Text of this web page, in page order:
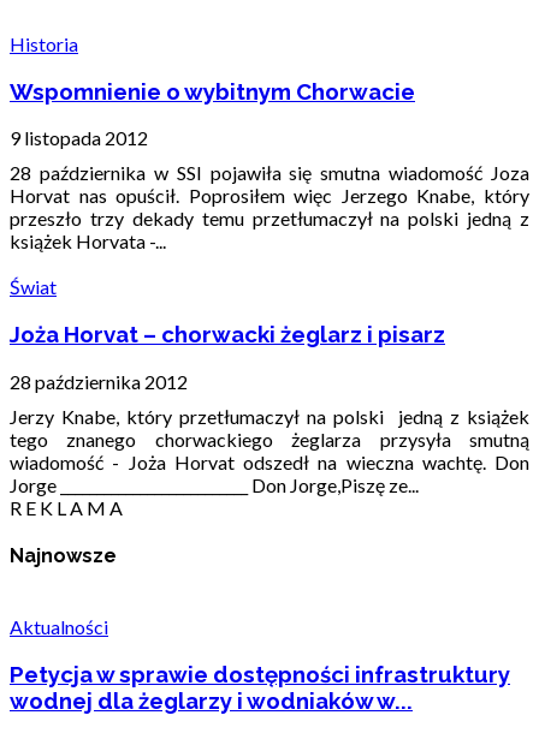
Historia
Wspomnienie o wybitnym Chorwacie
9 listopada 2012
28 października w SSI pojawiła się smutna wiadomość Joza
Horvat nas opuścił. Poprosiłem więc Jerzego Knabe, który
przeszło trzy dekady temu przetłumaczył na polski jedną z
książek Horvata -...
Świat
Joża Horvat – chorwacki żeglarz i pisarz
28 października 2012
Jerzy Knabe, który przetłumaczył na polski jedną z książek
tego znanego chorwackiego żeglarza przysyła smutną
wiadomość - Joża Horvat odszedł na wieczna wachtę. Don
Jorge __________________________ Don Jorge,Piszę ze...
R E K L A M A
Najnowsze
Aktualności
Petycja w sprawie dostępności infrastruktury
wodnej dla żeglarzy i wodniaków w...